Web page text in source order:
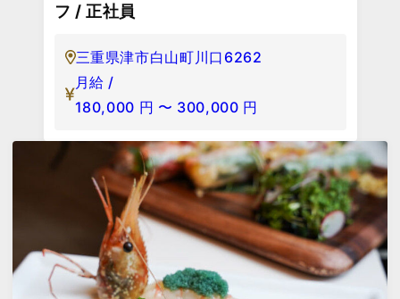
フ / 正社員
三重県津市白山町川口6262
月給 /
180,000 円 〜 300,000 円